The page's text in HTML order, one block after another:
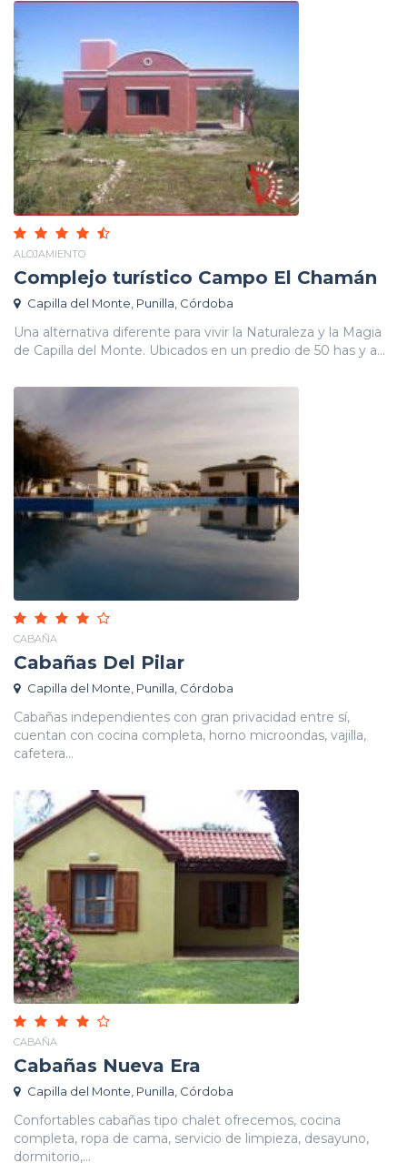
ALOJAMIENTO
Complejo turístico Campo El Chamán
Capilla del Monte, Punilla, Córdoba
Una alternativa diferente para vivir la Naturaleza y la Magia
de Capilla del Monte. Ubicados en un predio de 50 has y a...
CABAÑA
Cabañas Del Pilar
Capilla del Monte, Punilla, Córdoba
Cabañas independientes con gran privacidad entre sí,
cuentan con cocina completa, horno microondas, vajilla,
cafetera...
CABAÑA
Cabañas Nueva Era
Capilla del Monte, Punilla, Córdoba
Confortables cabañas tipo chalet ofrecemos, cocina
completa, ropa de cama, servicio de limpieza, desayuno,
dormitorio,...